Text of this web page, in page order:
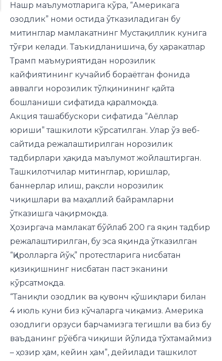
Нашр маълумотларига кўра, “Америкага
озодлик” номи остида ўтказиладиган бу
митинглар мамлакатнинг Мустақиллик кунига
тўғри келади. Таъкидланишича, бу ҳаракатлар
Трамп маъмуриятидан норозилик
кайфиятининг кучайиб бораётган фонида
аввалги норозилик тўлқинининг қайта
бошланиши сифатида қаралмоқда.
Акция ташаббускори сифатида “Аёллар
юриши” ташкилоти кўрсатилган. Улар ўз веб-
сайтида режалаштирилган норозилик
тадбирлари ҳақида маълумот жойлаштирган.
Ташкилотчилар митинглар, юришлар,
баннерлар илиш, рақсли норозилик
чиқишлари ва маҳаллий байрамларни
ўтказишга чақирмоқда.
Ҳозиргача мамлакат бўйлаб 200 га яқин тадбир
режалаштирилган, бу эса яқинда ўтказилган
“Қиролларга йўқ” протестларига нисбатан
қизиқишнинг нисбатан паст эканини
кўрсатмоқда.
“Таниқли озодлик ва қувонч қўшиқлари билан
4 июль куни биз кўчаларга чиқамиз. Америка
озодлиги орзуси барчамизга тегишли ва биз бу
ваъданинг рўёбга чиқиши йўлида тўхтамаймиз
– ҳозир ҳам, кейин ҳам”, дейилади ташкилот